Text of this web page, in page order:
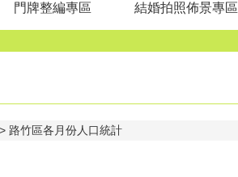
門牌整編專區 結婚拍照佈景專區
路竹區各月份人口統計